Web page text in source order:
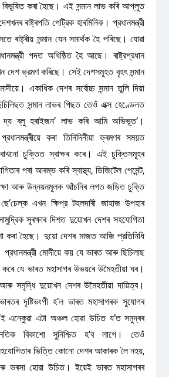
কৰা হৈছে। এই সন্মান লাভ কৰি আপ্লুত
ৰাষ্ট্ৰপতি পেট্রিক হাৰমিনিক। প্রধানমন্ত্রী
ৰাষ্ট্ৰীয় সন্মান যেন সমার্থক হৈ পৰিছে। যোৱা
পদত অধিষ্ঠিত হৈ আছে। ৰাষ্ট্রপ্রধান
দেশ ভ্রমণ কৰিছে। সেই দেশসমূহত বৃহৎ সন্মান
একাধিক দেশৰ সর্বোচ্চ সন্মান তুলি দিয়া
সন্মান লাভৰ পিছত তেওঁ এক্স হেণ্ডেলত
দ্য ব্লু হৰাইজন’ লাভ কৰি আমি অভিভূত’।
কৰা তিনিদিনীয়া ভ্ৰমণৰ সময়ত
চুক্তিত স্বাক্ষৰ কৰে। এই চুক্তিসমূহৰ
পৰা আৰম্ভ কৰি স্বাস্থ্য, ডিজিটেল পেমেন্ট,
আৰু উন্নয়নমূলক আঁচনিৰ লগত জড়িত চুক্তি
এখন ক্ষিপ্র টহলদাৰী জাহাজ উপহাৰ
সুৰক্ষাৰ দিশত দুয়োখন দেশৰ সহযোগিতা
কৰা হৈছে। দুয়ো দেশৰ মাজত আজি প্রতিনিধি
মোদীয়ে কয় যে ভাৰত আৰু ছিচিলাছ
যে ভাৰত মহাসাগৰ উভয়ৰে উমৈহতীয়া ঘৰ।
সমৃদ্ধি দুয়োখন দেশৰ উমৈহতীয়া দায়িত্ব।
দৃষ্টিভংগী হ’ল ভাৰত মহাসাগৰক সুযোগৰ
এনেকুৱা এটা অঞ্চল হোৱা উচিত য’ত সমুদ্ৰৰ
বিকাশো সুনিশ্চিত হ’ব লাগে। তেওঁ
ভিত্তি কোনো দেশৰ আকাৰক লৈ নহয়,
ভৰসা হোৱা উচিত। ইয়েই ভাৰত মহাসাগৰৰ